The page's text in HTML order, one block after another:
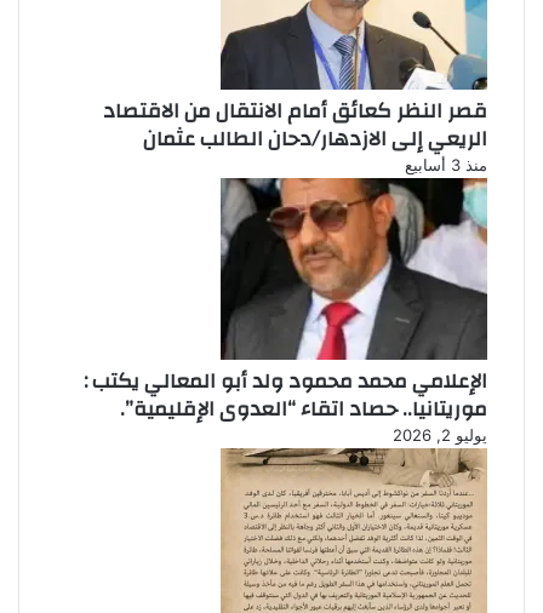
قصر النظر كعائق أمام الانتقال من الاقتصاد
الريعي إلى الازدهار/دحان الطالب عثمان
منذ 3 أسابيع
الإعلامي محمد محمود ولد أبو المعالي يكتب :
موريتانيا.. حصاد اتقاء “العدوى الإقليمية”.
يوليو 2, 2026